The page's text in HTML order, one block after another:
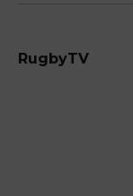
RugbyTV